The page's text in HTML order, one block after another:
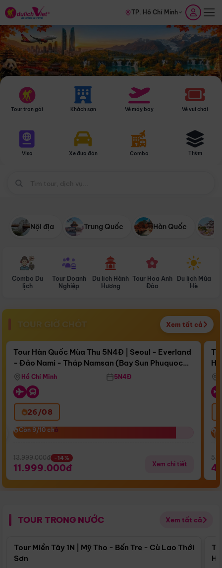
TP. Hồ Chí Minh
Tour trọn gói Khách sạn Vé máy bay Vé vui chơi
Visa Xe đưa đón Combo Thêm
Nội địa Trung Quốc Hàn Quốc
Combo Du
lịch
Tour Doanh
Nghiệp
Du lịch Hành
Hương
Tour Hoa Anh
Đào
Du lịch Mùa
Hè
TOUR GIỜ CHÓT Xem tất cả
Còn16 ngày 10:41:44
Bay Sun Phuquoc Airways
Điểm nổi bật
Tour Hàn Quốc Mùa Thu 5N4Đ | Seoul - Everland
- Đảo Nami - Tháp Namsan (Bay Sun Phuquoc
Airways)
Hồ Chí Minh 5N4Đ
26/08
Còn 9/10 chỗ
Còn 9/10 chỗ
13.999.000đ -14%
11.999.000đ Xem chi tiết
TOUR TRONG NƯỚC Xem tất cả
Điểm nổi bật
Tour Miền Tây 1N | Mỹ Tho - Bến Tre - Cù Lao Thới
Sơn